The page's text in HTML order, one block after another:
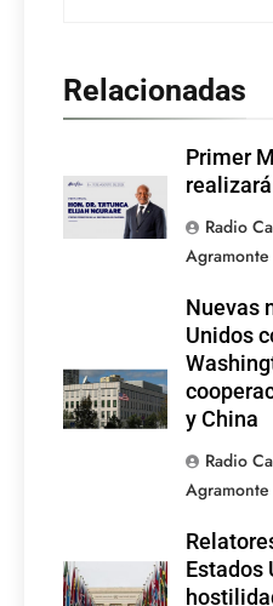
Relacionadas
Primer
Radio
Agramonte
Nuevas
Unidos
y China
Radio
Agramonte
Estados